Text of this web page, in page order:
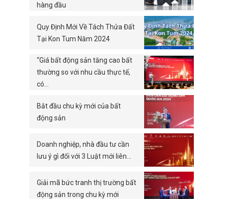
hàng đầu
Quy Định Mới Về Tách Thửa Đất
Tại Kon Tum Năm 2024
“Giá bất động sản tăng cao bất
thường so với nhu cầu thực tế,
có…
Bắt đầu chu kỳ mới của bất
động sản
Doanh nghiệp, nhà đầu tư cần
lưu ý gì đối với 3 Luật mới liên…
Giải mã bức tranh thị trường bất
động sản trong chu kỳ mới